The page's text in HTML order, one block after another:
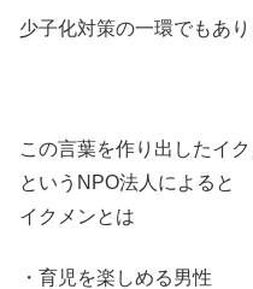
少子化対策の一環でもあり
この言葉を作り出したイ
というNPO法人によると
イクメンとは
・育児を楽しめる男性